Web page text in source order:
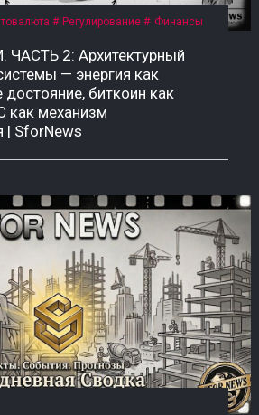
Регулирование
Финансы
2: Архитектурный
— энергия как
биткоин как
как механизм
| SforNews